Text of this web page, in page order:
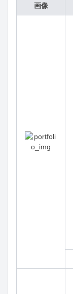
画像